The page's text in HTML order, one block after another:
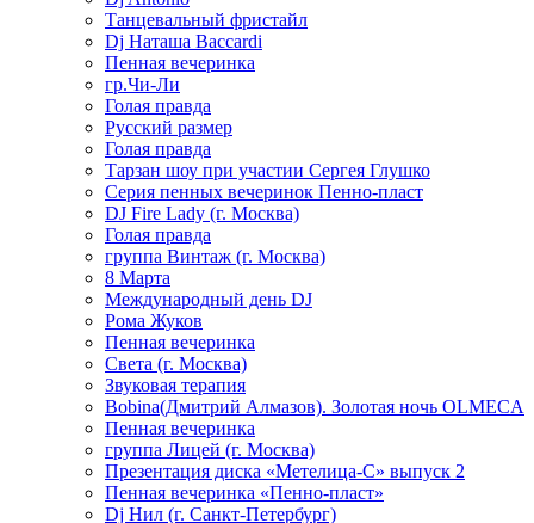
Танцевальный фристайл
Dj Наташа Baccardi
Пенная вечеринка
гр.Чи-Ли
Голая правда
Русский размер
Голая правда
Тарзан шоу при участии Сергея Глушко
Серия пенных вечеринок Пенно-пласт
DJ Fire Lady (г. Москва)
Голая правда
группа Винтаж (г. Москва)
8 Марта
Международный день DJ
Рома Жуков
Пенная вечеринка
Света (г. Москва)
Звуковая терапия
Bobina(Дмитрий Алмазов). Золотая ночь OLMECA
Пенная вечеринка
группа Лицей (г. Москва)
Презентация диска «Метелица-С» выпуск 2
Пенная вечеринка «Пенно-пласт»
Dj Нил (г. Санкт-Петербург)